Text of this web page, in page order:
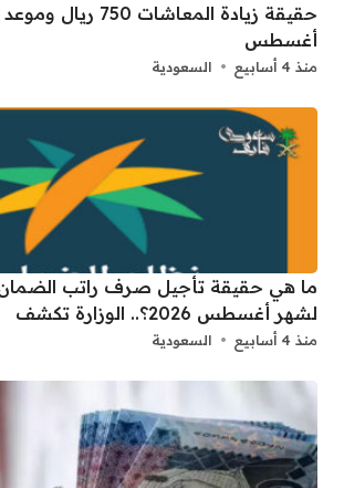
حقيقة زيادة المعاشات
أغسطس
منذ 4 أسابيع السعودية
ما هي حقيقة تأجيل صرف راتب الضمان
لشهر أغسطس 2026؟.. الوزارة تكشف
منذ 4 أسابيع السعودية